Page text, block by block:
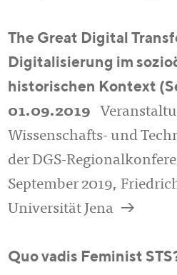
The Great Digital
Digitalisierung im
historischen Kontext
01.09.2019
Wissenschafts- und
der DGS-
September 2019,
Universität Jena a
Quo vadis Feminist